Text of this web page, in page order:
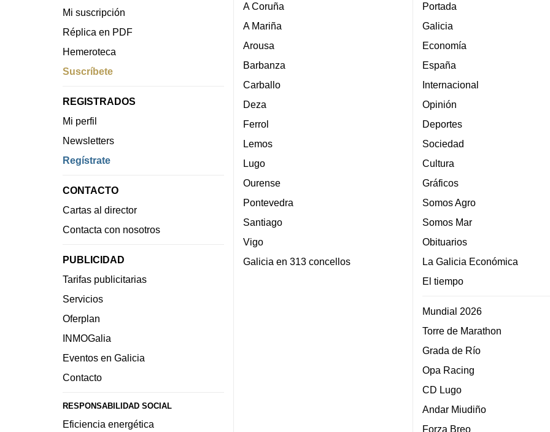
Mi suscripción
Réplica en PDF
Hemeroteca
Suscríbete
REGISTRADOS
Mi perfil
Newsletters
Regístrate
CONTACTO
Cartas al director
Contacta con nosotros
PUBLICIDAD
Tarifas publicitarias
Servicios
Oferplan
INMOGalia
Eventos en Galicia
Contacto
RESPONSABILIDAD SOCIAL
Eficiencia energética
A Coruña
A Mariña
Arousa
Barbanza
Carballo
Deza
Ferrol
Lemos
Lugo
Ourense
Pontevedra
Santiago
Vigo
Galicia en 313 concellos
Portada
Galicia
Economía
España
Internacional
Opinión
Deportes
Sociedad
Cultura
Gráficos
Somos Agro
Somos Mar
Obituarios
La Galicia Económica
El tiempo
Mundial 2026
Torre de Marathon
Grada de Río
Opa Racing
CD Lugo
Andar Miudiño
Forza Breo